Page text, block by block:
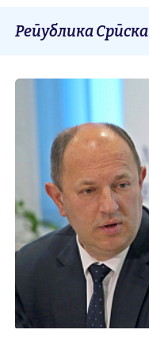
Република Српска